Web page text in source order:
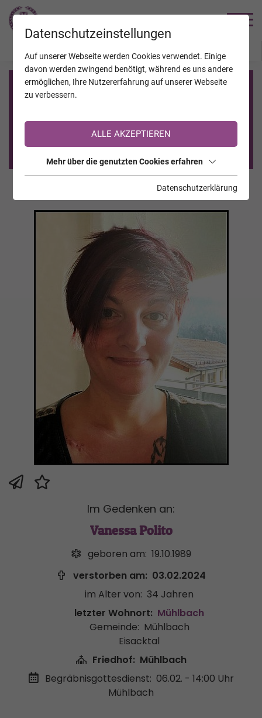
Registrierung auf TrauerHilfe.it
Sie sind noch nicht auf TrauerHilfe.it registriert?
>> zur kostenlosen Registrierung <<
Im Gedenken an:
Vanessa Polito
geboren am: 19.10.1989
verstorben am: 03.02.2024
im Alter von: 34 Jahren
letzter Wohnort: Mühlbach
Gemeinde: Mühlbach
Eisacktal
Friedhof: Mühlbach
Begräbnisgottesdienst: 06.02. - 14:00 Uhr
Mühlbach
Datenschutzeinstellungen
Auf unserer Webseite werden Cookies verwendet. Einige
davon werden zwingend benötigt, während es uns andere
ermöglichen, Ihre Nutzererfahrung auf unserer Webseite
zu verbessern.
ALLE AKZEPTIEREN
Mehr über die genutzten Cookies erfahren
Datenschutzerklärung
JAHRESTAGE KALENDER VERSTORBENE